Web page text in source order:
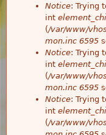
Notice: Trying
int
(/var/www/
mon.inc 6595
Notice: Trying
int
(/var/www/
mon.inc 6595
Notice: Trying
int
(/var/www/